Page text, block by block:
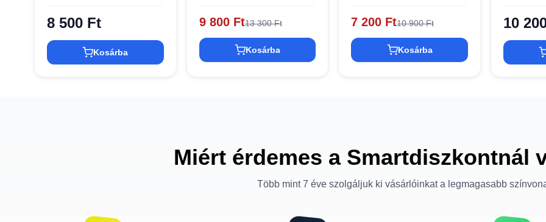
8 500 Ft
Kosárba
9 800 Ft13 300 Ft
Kosárba
7 200 Ft10 900 Ft
Kosárba
10
Miért érdemes a Smartdiszkontnál
Több mint 7 éve szolgáljuk ki vásárlóinkat a legmagasabb